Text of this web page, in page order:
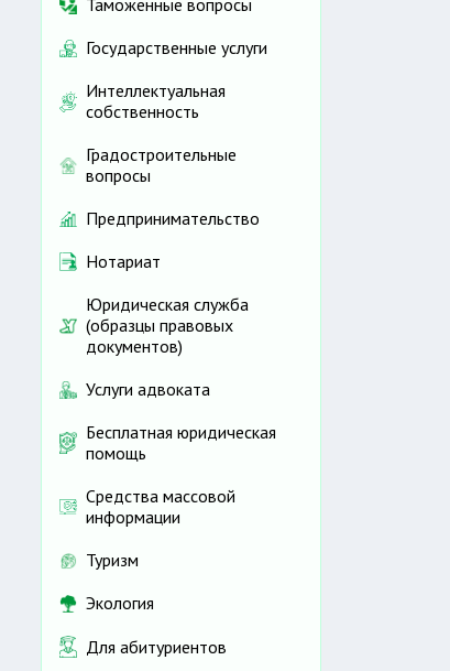
Таможенные вопросы
Государственные услуги
Интеллектуальная
собственность
Градостроительные
вопросы
Предпринимательство
Нотариат
Юридическая служба
(образцы правовых
документов)
Услуги адвоката
Бесплатная юридическая
помощь
Средства массовой
информации
Туризм
Экология
Для абитуриентов